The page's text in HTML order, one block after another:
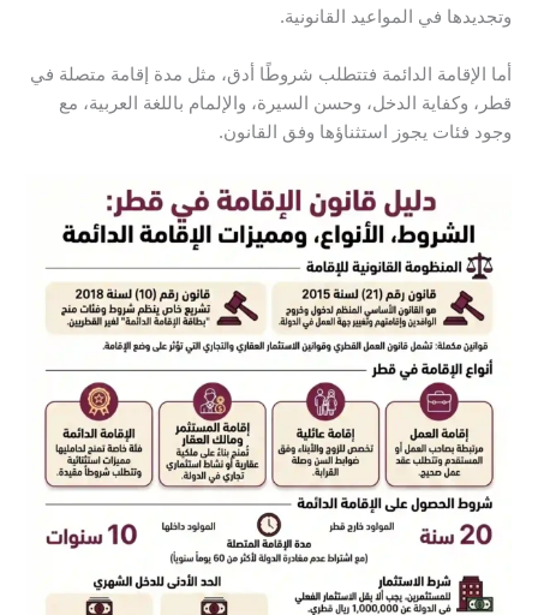
وتجديدها في المواعيد القانونية.
أما الإقامة الدائمة فتتطلب شروطًا أدق، مثل مدة إقامة متصلة في
قطر، وكفاية الدخل، وحسن السيرة، والإلمام باللغة العربية، مع
وجود فئات يجوز استثناؤها وفق القانون.